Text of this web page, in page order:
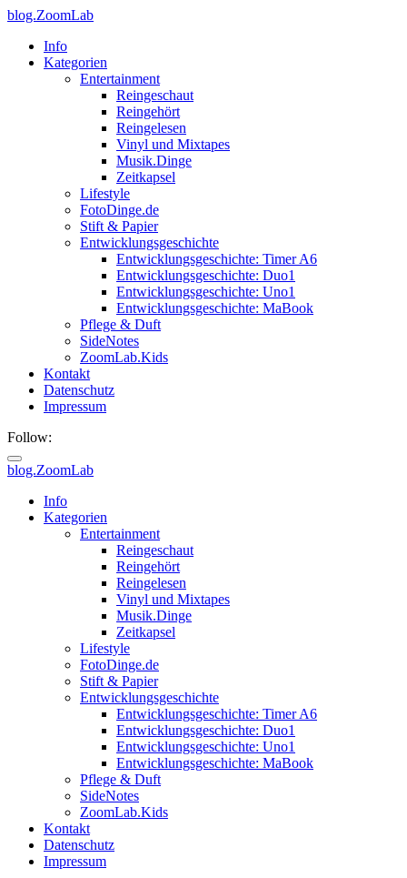
blog.ZoomLab
Info
Kategorien
Entertainment
Reingeschaut
Reingehört
Reingelesen
Vinyl und Mixtapes
Musik.Dinge
Zeitkapsel
Lifestyle
FotoDinge.de
Stift & Papier
Entwicklungsgeschichte
Entwicklungsgeschichte: Timer A6
Entwicklungsgeschichte: Duo1
Entwicklungsgeschichte: Uno1
Entwicklungsgeschichte: MaBook
Pflege & Duft
SideNotes
ZoomLab.Kids
Kontakt
Datenschutz
Impressum
Follow:
blog.ZoomLab
Info
Kategorien
Entertainment
Reingeschaut
Reingehört
Reingelesen
Vinyl und Mixtapes
Musik.Dinge
Zeitkapsel
Lifestyle
FotoDinge.de
Stift & Papier
Entwicklungsgeschichte
Entwicklungsgeschichte: Timer A6
Entwicklungsgeschichte: Duo1
Entwicklungsgeschichte: Uno1
Entwicklungsgeschichte: MaBook
Pflege & Duft
SideNotes
ZoomLab.Kids
Kontakt
Datenschutz
Impressum